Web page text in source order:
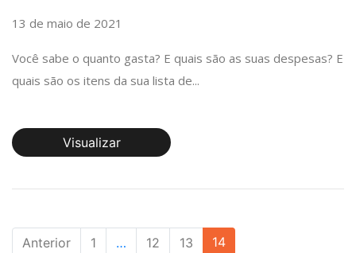
13 de maio de 2021
Você sabe o quanto gasta? E quais são as suas despesas? E
quais são os itens da sua lista de...
Visualizar
Anterior 1 … 12 13 14